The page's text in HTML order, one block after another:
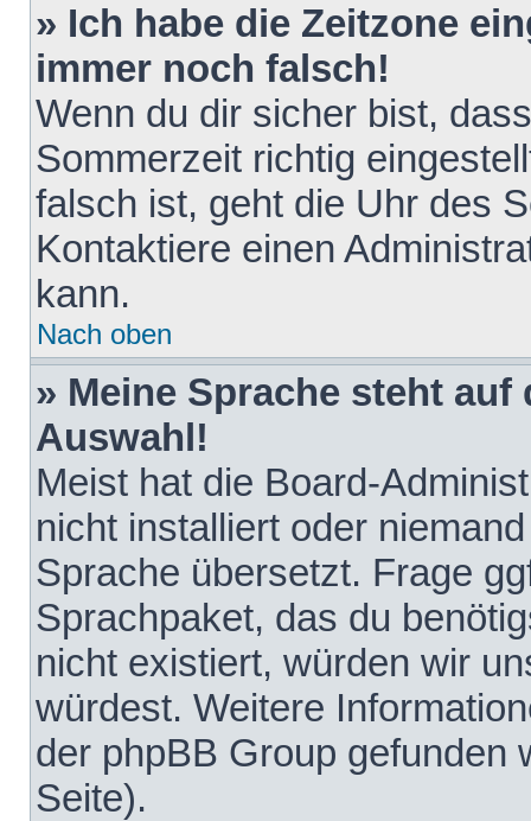
» Ich habe die Zeitzone
immer noch falsch!
Wenn du dir sicher bist,
Sommerzeit richtig
falsch ist, geht die Uhr des
Kontaktiere einen
kann.
Nach oben
» Meine Sprache steht
Auswahl!
Meist hat die Board-
nicht installiert oder
Sprache übersetzt. Frage
Sprachpaket, das du
nicht existiert, würden wir
würdest. Weitere
der phpBB Group gefunden
Seite).